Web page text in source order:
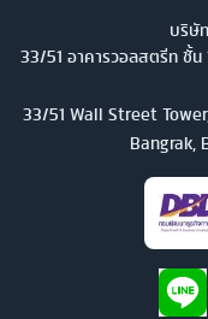
บริษั
33/51 อาคารวอลสตรีท ชั้
33/51 Wall Street
Bangrak,